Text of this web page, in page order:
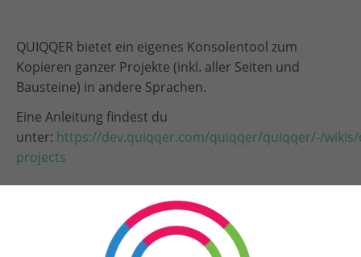
QUIQQER bietet ein eigenes Konsolentool zum
Kopieren ganzer Projekte (inkl. aller Seiten und
Bausteine) in andere Sprachen.
Eine Anleitung findest du
unter: https://dev.quiqqer.com/quiqqer/quiqqer/-/wikis/
projects